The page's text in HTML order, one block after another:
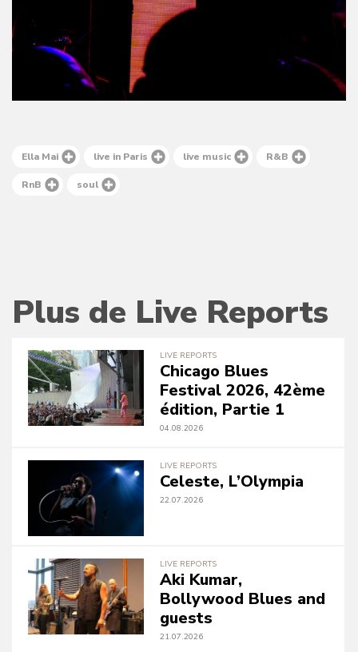
Ella Mai live in Paris live music R&B
RnB soul
Plus de Live Reports
LIVE REPORTS
Chicago Blues
Festival 2026, 42ème
édition, Partie 1
04.08.2026
LIVE REPORTS
Celeste, L’Olympia
22.07.2026
LIVE REPORTS
Aki Kumar,
Bollywood Blues and
guests
21.07.2026